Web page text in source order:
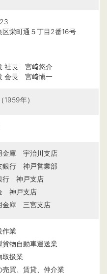
区栄町通５丁目2番16号
社長 宮﨑悠介
会長 宮﨑愼一
1959年）
金庫 宇治川支店
銀行 神戸営業部
行 神戸支店
神戸支店
金庫 三宮支店
作業
貨物自動車運送業
取扱業
売買、賃貸、仲介業